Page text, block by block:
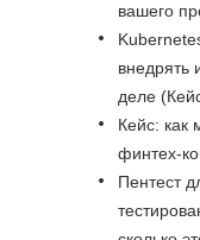
вашего
внедрять
деле
Кейс: как
финтех-
Пентест